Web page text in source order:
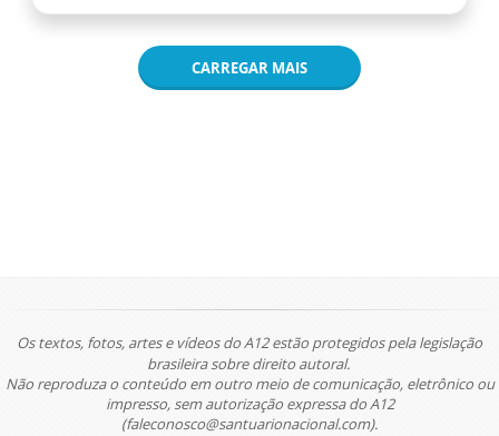
CARREGAR MAIS
Os textos, fotos, artes e vídeos do A12 estão protegidos pela legislação
brasileira sobre direito autoral.
Não reproduza o conteúdo em outro meio de comunicação, eletrônico ou
impresso, sem autorização expressa do A12
(faleconosco@santuarionacional.com).